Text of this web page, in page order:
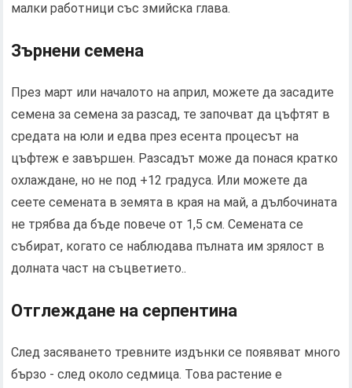
малки работници със змийска глава.
Зърнени семена
През март или началото на април, можете да засадите
семена за семена за разсад, те започват да цъфтят в
средата на юли и едва през есента процесът на
цъфтеж е завършен. Разсадът може да понася кратко
охлаждане, но не под +12 градуса. Или можете да
сеете семената в земята в края на май, а дълбочината
не трябва да бъде повече от 1,5 см. Семената се
събират, когато се наблюдава пълната им зрялост в
долната част на съцветието..
Отглеждане на серпентина
След засяването тревните издънки се появяват много
бързо - след около седмица. Това растение е